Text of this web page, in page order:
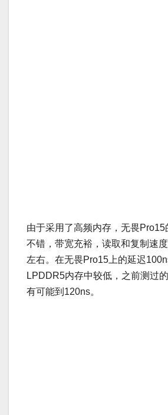
由于采用了高频内存，无畏Pro15
不错，带宽充裕，读取和复制速
左右。在无畏Pro15上的延迟
LPDDR5内存中较低，之前测过
有可能到120ns。